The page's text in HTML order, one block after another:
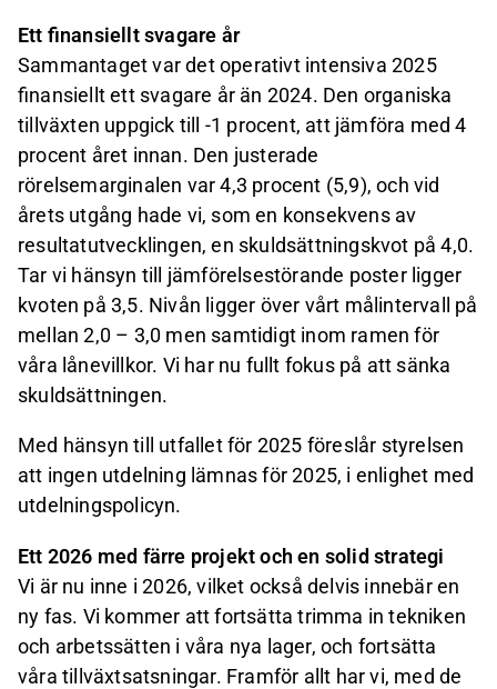
Ett finansiellt svagare år
Sammantaget var det operativt intensiva 2025
finansiellt ett svagare år än 2024. Den organiska
tillväxten uppgick till -1 procent, att jämföra med 4
procent året innan. Den justerade
rörelsemarginalen var 4,3 procent (5,9), och vid
årets utgång hade vi, som en konsekvens av
resultatutvecklingen, en skuldsättningskvot på 4,0.
Tar vi hänsyn till jämförelsestörande poster ligger
kvoten på 3,5. Nivån ligger över vårt målintervall på
mellan 2,0 – 3,0 men samtidigt inom ramen för
våra lånevillkor. Vi har nu fullt fokus på att sänka
skuldsättningen.
Med hänsyn till utfallet för 2025 föreslår styrelsen
att ingen utdelning lämnas för 2025, i enlighet med
utdelningspolicyn.
Ett 2026 med färre projekt och en solid strategi
Vi är nu inne i 2026, vilket också delvis innebär en
ny fas. Vi kommer att fortsätta trimma in tekniken
och arbetssätten i våra nya lager, och fortsätta
våra tillväxtsatsningar. Framför allt har vi, med de